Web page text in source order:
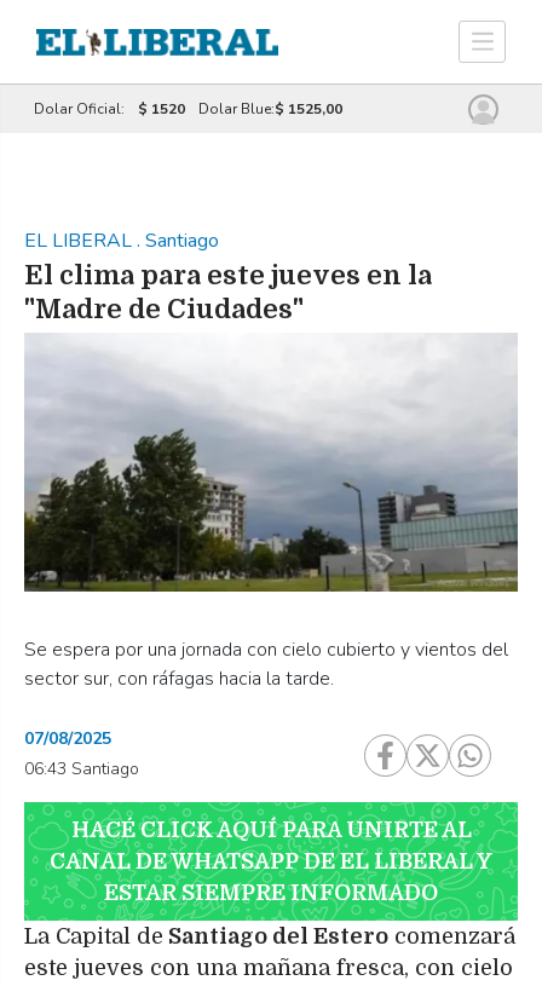
Dolar Oficial: $ 1520 Dolar Blue:$ 1525,00
EL LIBERAL. Santiago
El clima para este jueves en la
"Madre de Ciudades"
Se espera por una jornada con cielo cubierto y vientos del
sector sur, con ráfagas hacia la tarde.
07/08/2025
06:43 Santiago
HACÉ CLICK AQUÍ PARA UNIRTE AL
CANAL DE WHATSAPP DE EL LIBERAL Y
ESTAR SIEMPRE INFORMADO
La Capital de Santiago del Estero comenzará
este jueves con una mañana fresca, con cielo